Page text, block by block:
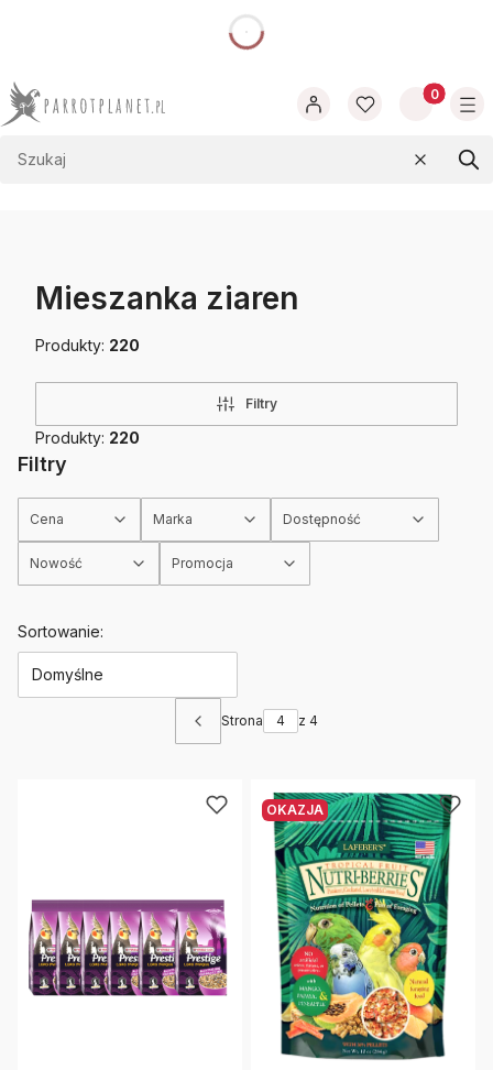
Produkty
Wyczyść
Mieszanka ziaren
Produkty: 220
Filtry
Produkty: 220
Filtry
Cena Marka Dostępność
Nowość Promocja
Lista produktów
Sortowanie:
Domyślne
Poprzednie produkty
Strona z 4
OKAZJA